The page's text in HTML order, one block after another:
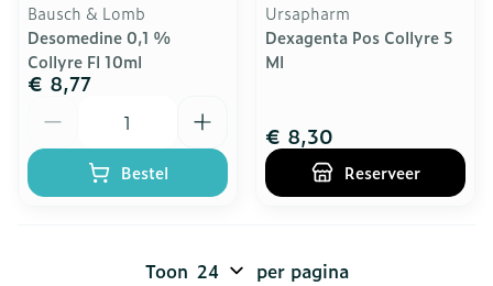
Bausch & Lomb
Desomedine 0,1 %
Collyre Fl 10ml
€ 8,77
Bestel
Ursapharm
Dexagenta Pos Collyre 5
Ml
€ 8,30
Reserveer
Toon per pagina